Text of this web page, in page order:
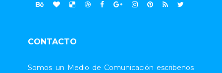
CONTACTO
Somos un Medio de Comunicación escribenos